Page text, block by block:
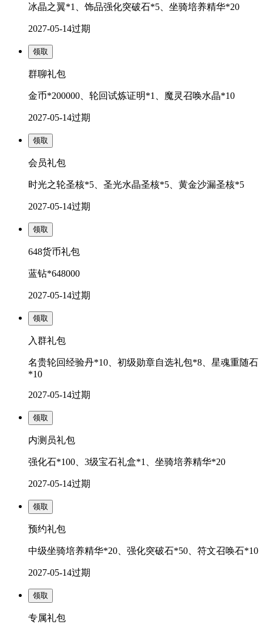
冰晶之翼*1、饰品强化突破石*5、坐骑培养精华*20
2027-05-14过期
领取
群聊礼包
金币*200000、轮回试炼证明*1、魔灵召唤水晶*10
2027-05-14过期
领取
会员礼包
时光之轮圣核*5、圣光水晶圣核*5、黄金沙漏圣核*5
2027-05-14过期
领取
648货币礼包
蓝钻*648000
2027-05-14过期
领取
入群礼包
名贵轮回经验丹*10、初级勋章自选礼包*8、星魂重随石
*10
2027-05-14过期
领取
内测员礼包
强化石*100、3级宝石礼盒*1、坐骑培养精华*20
2027-05-14过期
领取
预约礼包
中级坐骑培养精华*20、强化突破石*50、符文召唤石*10
2027-05-14过期
领取
专属礼包